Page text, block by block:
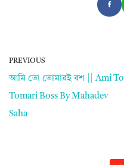
PREVIOUS
আমি তো তোমারই বশ || Ami To
Tomari Boss By Mahadev
Saha